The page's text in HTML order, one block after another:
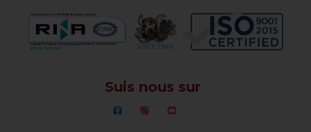
Suis nous sur